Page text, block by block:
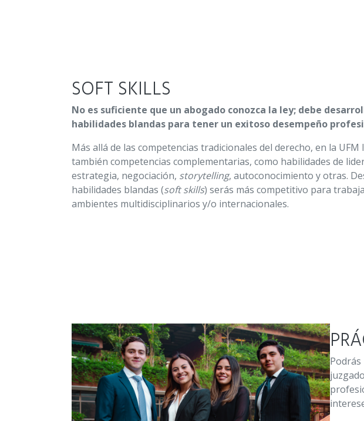
SOFT SKILLS
No es suficiente que un abogado conozca la ley; debe
habilidades blandas para tener un exitoso desempeño
Más allá de las competencias tradicionales del derecho, en la UFM
también competencias complementarias, como habilidades de
estrategia, negociación, storytelling, autoconocimiento y otras.
habilidades blandas (soft skills) serás más competitivo para
ambientes multidisciplinarios y/o internacionales.